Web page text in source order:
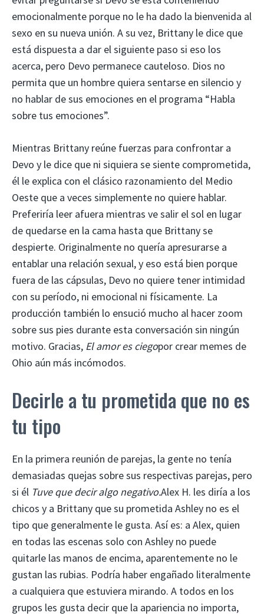
emocionalmente porque no le ha dado la bienvenida al
sexo en su nueva unión. A su vez, Brittany le dice que
está dispuesta a dar el siguiente paso si eso los
acerca, pero Devo permanece cauteloso. Dios no
permita que un hombre quiera sentarse en silencio y
no hablar de sus emociones en el programa “Habla
sobre tus emociones”.
Mientras Brittany reúne fuerzas para confrontar a
Devo y le dice que ni siquiera se siente comprometida,
él le explica con el clásico razonamiento del Medio
Oeste que a veces simplemente no quiere hablar.
Preferiría leer afuera mientras ve salir el sol en lugar
de quedarse en la cama hasta que Brittany se
despierte. Originalmente no quería apresurarse a
entablar una relación sexual, y eso está bien porque
fuera de las cápsulas, Devo no quiere tener intimidad
con su período, ni emocional ni físicamente. La
producción también lo ensució mucho al hacer zoom
sobre sus pies durante esta conversación sin ningún
motivo. Gracias, El amor es ciegopor crear memes de
Ohio aún más incómodos.
Decirle a tu prometida que no es
tu tipo
En la primera reunión de parejas, la gente no tenía
demasiadas quejas sobre sus respectivas parejas, pero
si él Tuve que decir algo negativo.Alex H. les diría a los
chicos y a Brittany que su prometida Ashley no es el
tipo que generalmente le gusta. Así es: a Alex, quien
en todas las escenas solo con Ashley no puede
quitarle las manos de encima, aparentemente no le
gustan las rubias. Podría haber engañado literalmente
a cualquiera que estuviera mirando. A todos en los
grupos les gusta decir que la apariencia no importa,